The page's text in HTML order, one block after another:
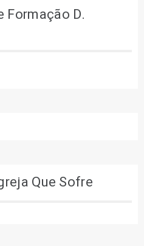
Formação D.
Que Sofre